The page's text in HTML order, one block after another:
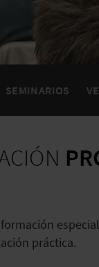
SEMINARIOS
práctica.